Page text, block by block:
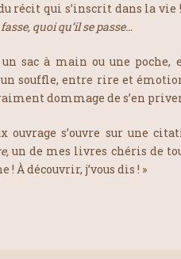
récit qui s’inscrit dans la vie
quoi qu’il se passe…
sac à main ou une poche,
souffle, entre rire et
dommage de s’en
ouvrage s’ouvre sur une
un de mes livres chéris de
À découvrir, j’vous dis ! »